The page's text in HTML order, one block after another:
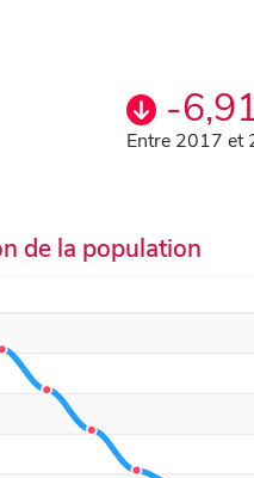
-
Entre 2017 et
de la population